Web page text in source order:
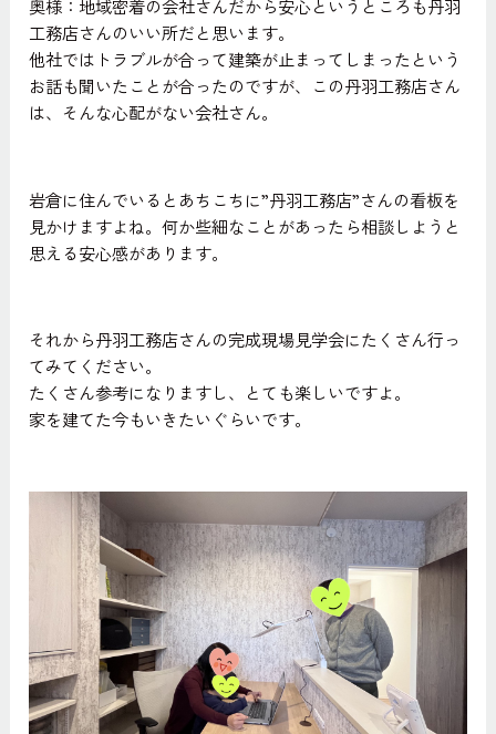
奥様：地域密着の会社さんだから安心というところも丹羽
工務店さんのいい所だと思います。
他社ではトラブルが合って建築が止まってしまったという
お話も聞いたことが合ったのですが、この丹羽工務店さん
は、そんな心配がない会社さん。
岩倉に住んでいるとあちこちに”丹羽工務店”さんの看板を
見かけますよね。何か些細なことがあったら相談しようと
思える安心感があります。
それから丹羽工務店さんの完成現場見学会にたくさん行っ
てみてください。
たくさん参考になりますし、とても楽しいですよ。
家を建てた今もいきたいぐらいです。